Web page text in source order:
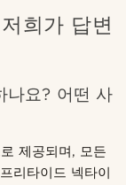
희가 답변
나요? 어떤 사
제공되며, 모든
리타이드 넥타이